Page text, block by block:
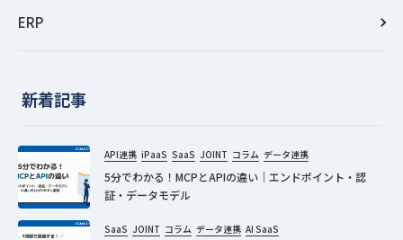
ERP
新着記事
API連携 iPaaS SaaS JOINT コラム データ連携
5分でわかる！MCPとAPIの違い｜エンドポイント・認
証・データモデル
SaaS JOINT コラム データ連携 AI SaaS